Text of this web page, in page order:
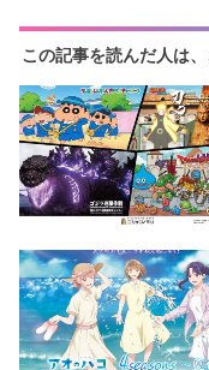
この記事を読んだ人は